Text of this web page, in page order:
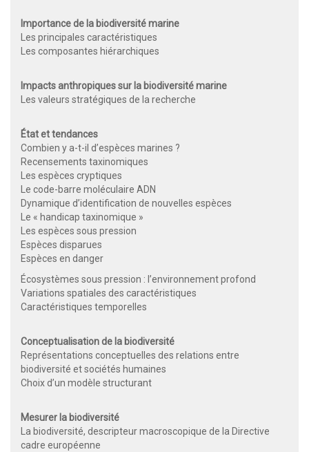
Importance de la biodiversité marine
Les principales caractéristiques
Les composantes hiérarchiques
Impacts anthropiques sur la biodiversité marine
Les valeurs stratégiques de la recherche
État et tendances
Combien y a-t-il d’espèces marines ?
Recensements taxinomiques
Les espèces cryptiques
Le code-barre moléculaire ADN
Dynamique d’identification de nouvelles espèces
Le « handicap taxinomique »
Les espèces sous pression
Espèces disparues
Espèces en danger
Écosystèmes sous pression : l’environnement profond
Variations spatiales des caractéristiques
Caractéristiques temporelles
Conceptualisation de la biodiversité
Représentations conceptuelles des relations entre
biodiversité et sociétés humaines
Choix d’un modèle structurant
Mesurer la biodiversité
La biodiversité, descripteur macroscopique de la Directive
cadre européenne